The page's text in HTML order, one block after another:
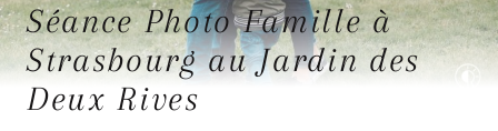
Séance Photo Famille à
Strasbourg au Jardin des
Deux Rives